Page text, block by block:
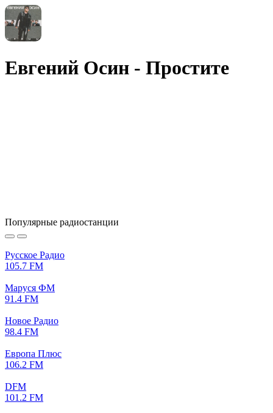
Евгений Осин - Простите
Популярные радиостанции
Русское Радио
105.7 FM
Маруся ФМ
91.4 FM
Новое Радио
98.4 FM
Европа Плюс
106.2 FM
DFM
101.2 FM